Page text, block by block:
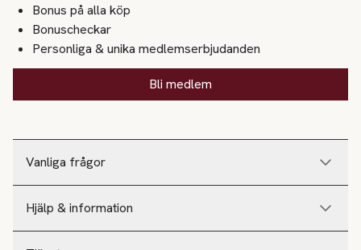
Vanliga frågor
Hjälp & information
Bonus på alla köp
Bonuscheckar
Personliga & unika medlemserbjudanden
Bli medlem